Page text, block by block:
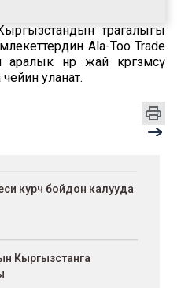
төрагалыгы
Ala-Too Trade
өнөр жай көргөзмөсү
уланат.
курч бойдон калууда
Кыргызстанга